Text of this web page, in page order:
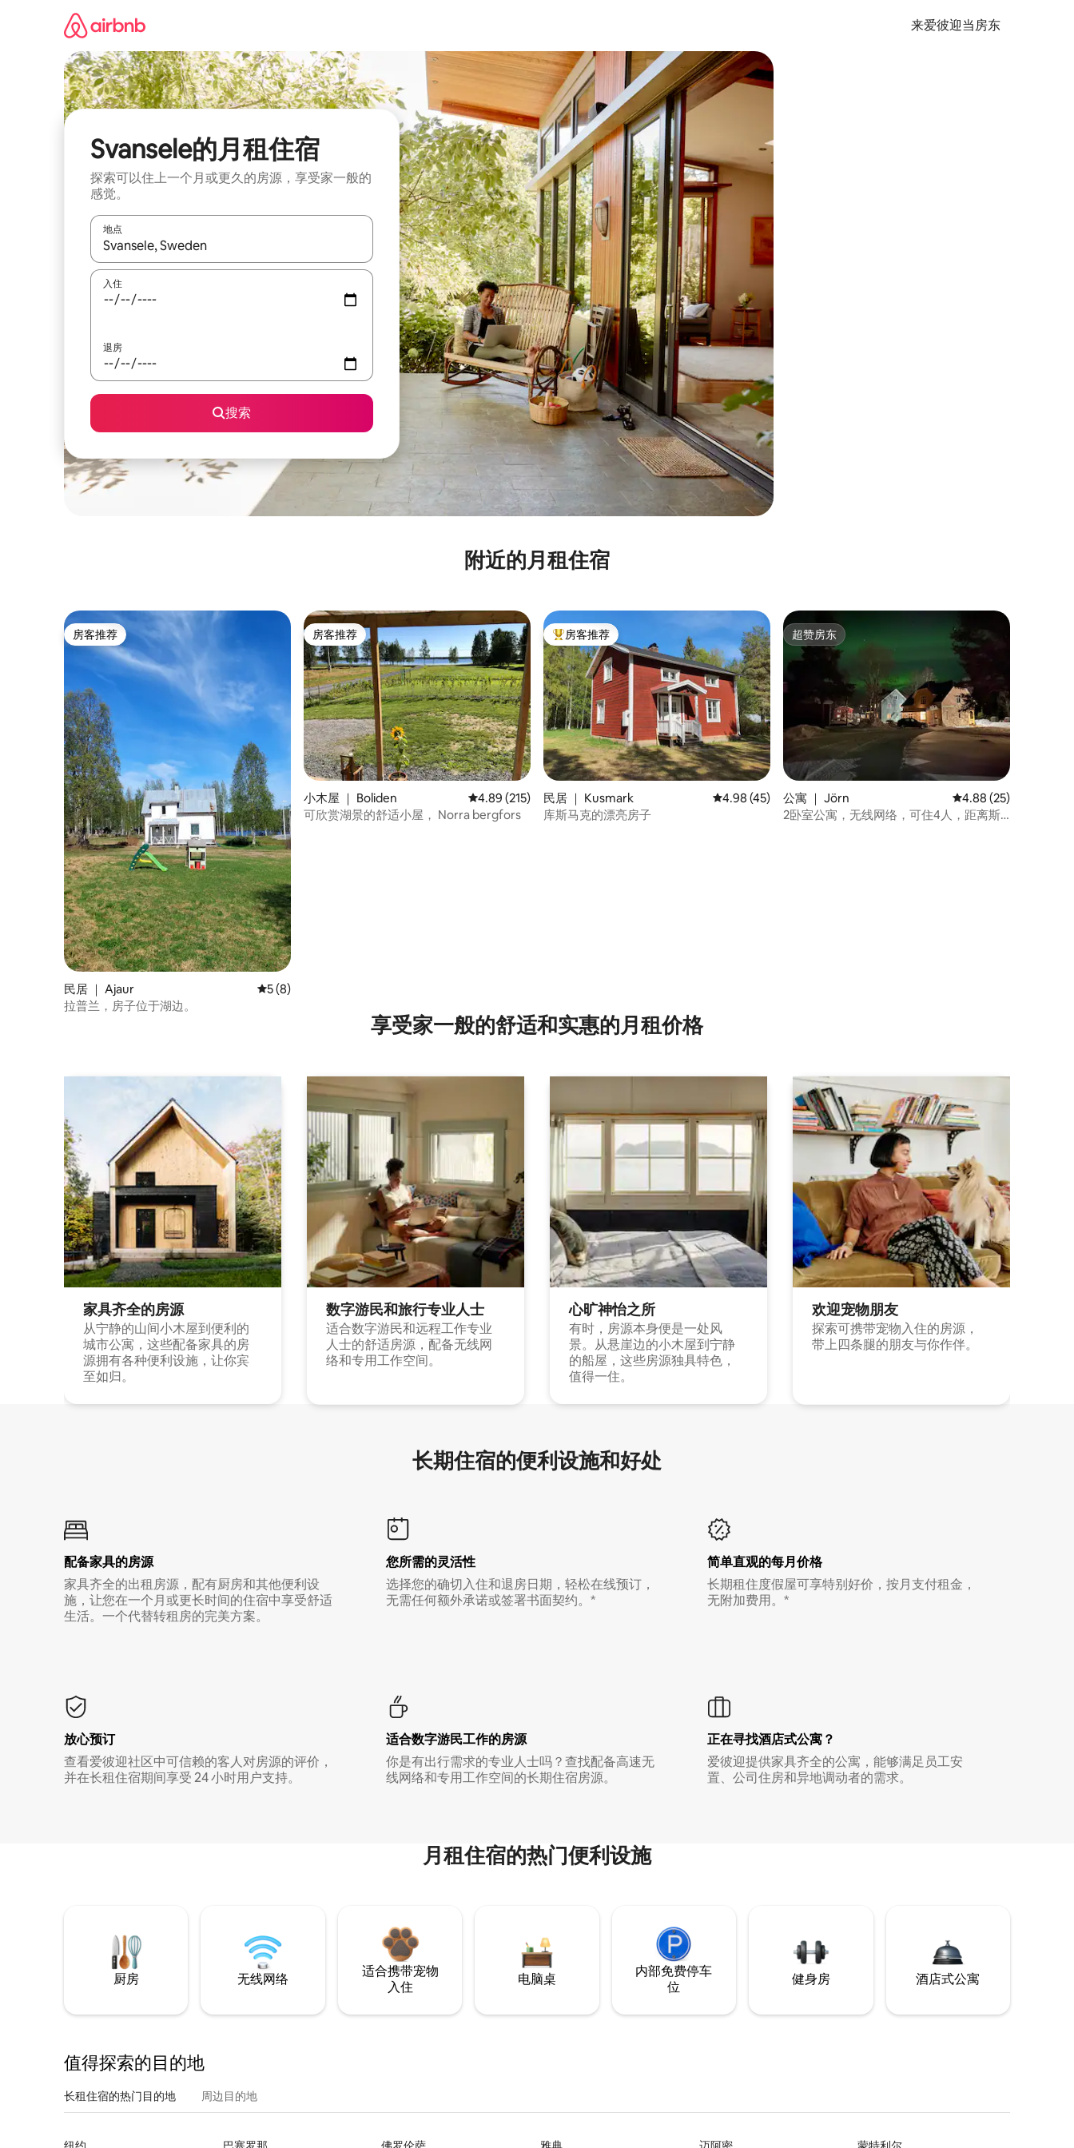
来爱彼迎当房东
Svansele的月租住宿
探索可以住上一个月或更久的房源，享受家一般的
感觉。
地点
如有搜索结果，请使用上下方向键查看，或通过点击或滑动手势浏览。
入住
退房
搜索
附近的月租住宿
房客推荐
房客推荐
民居 ｜ Ajaur 平均评分 5 分（满分 5 分），共 8 条评价
5 (8)
拉普兰，房子位于湖边。
房客推荐
房客推荐
小木屋 ｜ Boliden 平均评分 4.89 分（满分 5 分），共 215 条评价
4.89 (215)
可欣赏湖景的舒适小屋， Norra bergfors
热门「房客推荐」
房客推荐
民居 ｜ Kusmark 平均评分 4.98 分（满分 5 分），共 45 条评价
4.98 (45)
库斯马克的漂亮房子
超赞房东
超赞房东
公寓 ｜ Jörn 平均评分 4.88 分（满
4.88 (25)
2卧室公寓，无线网络，可住4人，距离斯
享受家一般的舒适和实惠的月租价格
家具齐全的房源
从宁静的山间小木屋到便利的
城市公寓，这些配备家具的房
源拥有各种便利设施，让你宾
至如归。
数字游民和旅行专业人士
适合数字游民和远程工作专业
人士的舒适房源，配备无线网
络和专用工作空间。
心旷神怡之所
有时，房源本身便是一处风
景。从悬崖边的小木屋到宁静
的船屋，这些房源独具特色，
值得一住。
欢迎宠物朋友
探索可携带宠物入住的房源，
带上四条腿的朋友与你作伴。
长期住宿的便利设施和好处
配备家具的房源
家具齐全的出租房源，配有厨房和其他便利设
施，让您在一个月或更长时间的住宿中享受舒适
生活。一个代替转租房的完美方案。
您所需的灵活性
选择您的确切入住和退房日期，轻松在线预订，
无需任何额外承诺或签署书面契约。*
简单直观的每月价格
长期租住度假屋可享特别好价，按月支付租金，
无附加费用。*
放心预订
查看爱彼迎社区中可信赖的客人对房源的评价，
并在长租住宿期间享受 24 小时用户支持。
适合数字游民工作的房源
你是有出行需求的专业人士吗？查找配备高速无
线网络和专用工作空间的长期住宿房源。
正在寻找酒店式公寓？
爱彼迎提供家具齐全的公寓，能够满足员工安
置、公司住房和异地调动者的需求。
月租住宿的热门便利设施
厨房 无线网络
适合携带宠物
入住
电脑桌
内部免费停车
位
健身房 酒店式公寓
值得探索的目的地
长租住宿的热门目的地 周边目的地